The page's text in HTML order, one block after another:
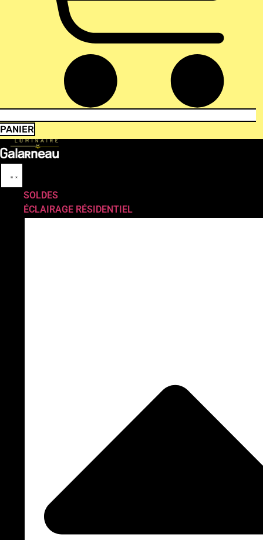
PANIER
SOLDES
ÉCLAIRAGE RÉSIDENTIEL